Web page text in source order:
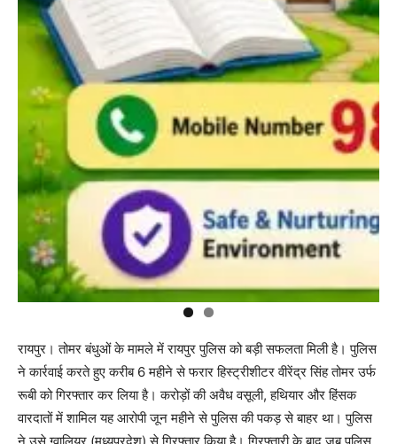
रायपुर। तोमर बंधुओं के मामले में रायपुर पुलिस को बड़ी सफलता मिली है। पुलिस
ने कार्रवाई करते हुए करीब 6 महीने से फरार हिस्ट्रीशीटर वीरेंद्र सिंह तोमर उर्फ
रूबी को गिरफ्तार कर लिया है। करोड़ों की अवैध वसूली, हथियार और हिंसक
वारदातों में शामिल यह आरोपी जून महीने से पुलिस की पकड़ से बाहर था। पुलिस